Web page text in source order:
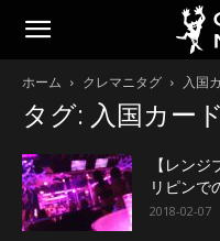
ホーム クレマニタグ 入国
タグ: 入国カード
【レン
リピンで
2018-02-07